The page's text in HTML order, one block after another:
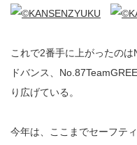
これで2番手に上がったの
ドバンス、
り広げている。
今年は、ここまでセーフテ